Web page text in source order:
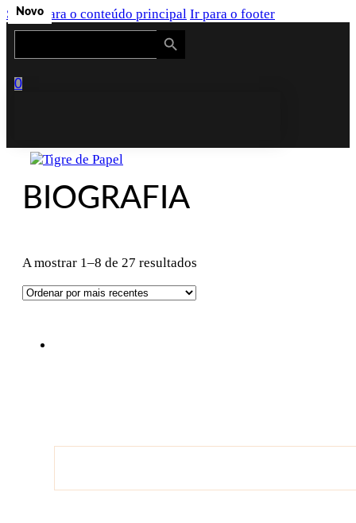
Saltar para o conteúdo principal Ir para o footer
Search
Search Button
0
BIOGRAFIA
A mostrar 1–8 de 27 resultados
Novo
Novo
Novo
Novo
Novo
Novo
Novo
Novo